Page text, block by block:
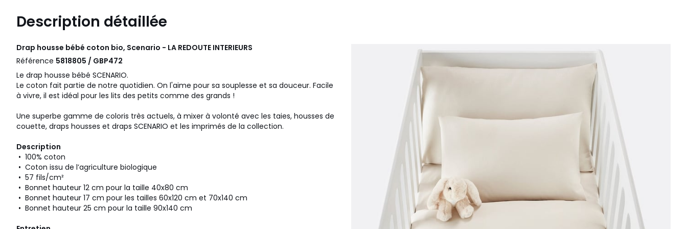
Description détaillée
Drap housse bébé coton bio, Scenario - LA REDOUTE INTERIEURS
Référence 5818805 / GBP472
Le drap housse bébé SCENARIO.
Le coton fait partie de notre quotidien. On l'aime pour sa souplesse et sa douceur. Facile
à vivre, il est idéal pour les lits des petits comme des grands !
Une superbe gamme de coloris très actuels, à mixer à volonté avec les taies, housses de
couette, draps housses et draps SCENARIO et les imprimés de la collection.
Description
• 100% coton
• Coton issu de l’agriculture biologique
• 57 fils/cm²
• Bonnet hauteur 12 cm pour la taille 40x80 cm
• Bonnet hauteur 17 cm pour les tailles 60x120 cm et 70x140 cm
• Bonnet hauteur 25 cm pour la taille 90x140 cm